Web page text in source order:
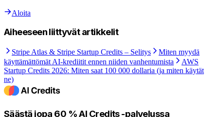
Aloita
Aiheeseen liittyvät artikkelit
Stripe Atlas & Stripe Startup Credits – Selitys
Miten myydä
käyttämättömät AI-krediitit ennen niiden vanhentumista
AWS
Startup Credits 2026: Miten saat 100 000 dollaria (ja miten käytät
ne)
Säästä jopa 60 % AI Credits -palvelussa